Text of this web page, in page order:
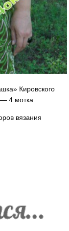
Кировского
— 4 мотка.
вязания